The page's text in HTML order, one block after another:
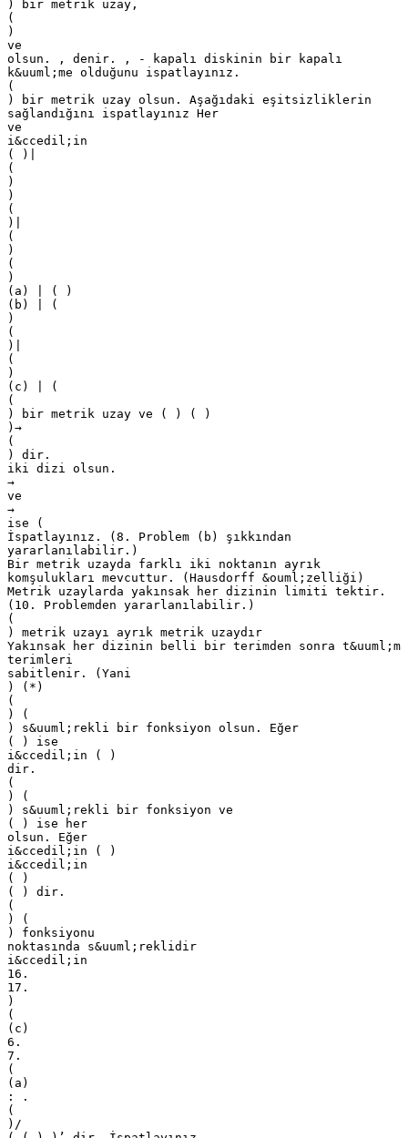
) bir metrik uzay,
(
)
ve
olsun. , denir. , - kapalı diskinin bir kapalı
k&uuml;me olduğunu ispatlayınız.
(
) bir metrik uzay olsun. Aşağıdaki eşitsizliklerin
sağlandığını ispatlayınız Her
ve
i&ccedil;in
( )|
(
)
)
(
)|
(
)
(
)
(a) | ( )
(b) | (
)
(
)|
(
)
(c) | (
(
) bir metrik uzay ve ( ) ( )
)→
(
) dir.
iki dizi olsun.
→
ve
→
ise (
İspatlayınız. (8. Problem (b) şıkkından
yararlanılabilir.)
Bir metrik uzayda farklı iki noktanın ayrık
komşulukları mevcuttur. (Hausdorff &ouml;zelliği)
Metrik uzaylarda yakınsak her dizinin limiti tektir.
(10. Problemden yararlanılabilir.)
(
) metrik uzayı ayrık metrik uzaydır
Yakınsak her dizinin belli bir terimden sonra t&uuml;m
terimleri
sabitlenir. (Yani
) (*)
(
) (
) s&uuml;rekli bir fonksiyon olsun. Eğer
( ) ise
i&ccedil;in ( )
dir.
(
) (
) s&uuml;rekli bir fonksiyon ve
( ) ise her
olsun. Eğer
i&ccedil;in ( )
i&ccedil;in
( )
( ) dir.
(
) (
) fonksiyonu
noktasında s&uuml;reklidir
i&ccedil;in
16.
17.
)
(
(c)
6.
7.
(
(a)
: .
(
)/